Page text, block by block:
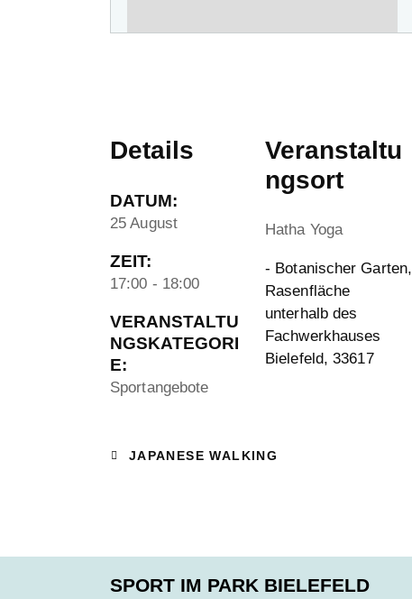
Details
DATUM:
25 August
ZEIT:
17:00 - 18:00
VERANSTALTU
NGSKATEGORI
E:
Sportangebote
Veranstaltu
ngsort
Hatha Yoga
- Botanischer Garten,
Rasenfläche
unterhalb des
Fachwerkhauses
Bielefeld, 33617
JAPANESE WALKING
SPORT IM PARK BIELEFELD